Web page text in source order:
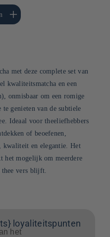
voor Default
Title
met deze complete set van
kwaliteitsmatcha en een
onmisbaar om een romige
genieten van de subtiele
Ideaal voor theeliefhebbers
of beoefenen,
kwaliteit en elegantie. Het
het mogelijk om meerdere
thee vers blijft.
loyaliteitspunten
het